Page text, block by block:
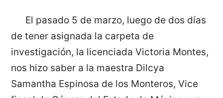
El pasado 5 de marzo, luego de dos días
de tener asignada la carpeta de
investigación, la licenciada Victoria Montes,
nos hizo saber a la maestra Dilcya
Samantha Espinosa de los Monteros, Vice